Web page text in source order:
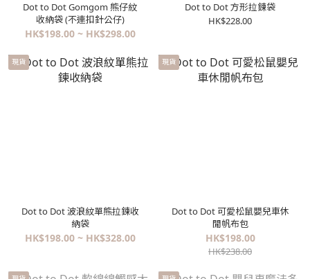
Dot to Dot Gomgom 熊仔紋
收納袋 (不連扣針公仔)
HK$198.00 ~ HK$298.00
Dot to Dot 方形拉鍊袋
HK$228.00
現貨
Dot to Dot 波浪紋單熊拉鍊收
納袋
HK$198.00 ~ HK$328.00
現貨
Dot to Dot 可愛松鼠嬰兒車休
閒帆布包
HK$198.00
HK$238.00